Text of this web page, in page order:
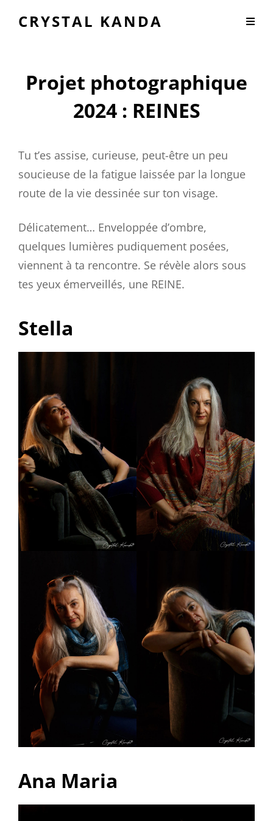
CRYSTAL KANDA
Projet photographique
2024 : REINES
Tu t’es assise, curieuse, peut-être un peu
soucieuse de la fatigue laissée par la longue
route de la vie dessinée sur ton visage.
Délicatement… Enveloppée d’ombre,
quelques lumières pudiquement posées,
viennent à ta rencontre. Se révèle alors sous
tes yeux émerveillés, une REINE.
Stella
Ana Maria